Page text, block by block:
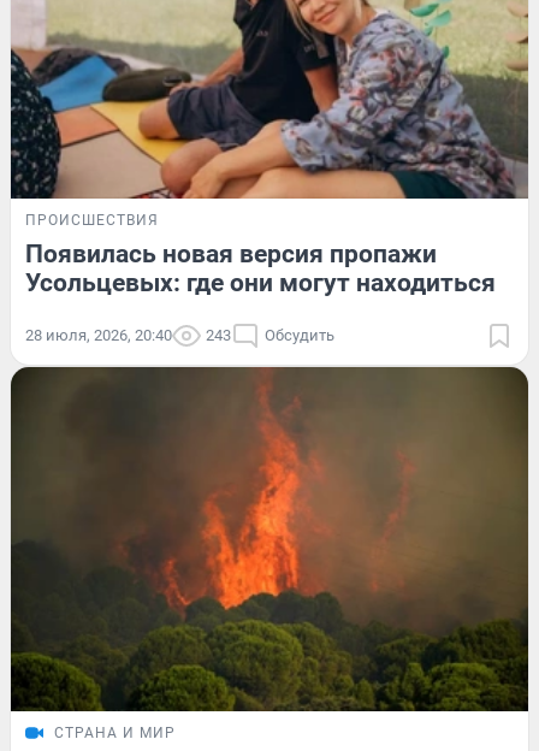
ПРОИСШЕСТВИЯ
Появилась новая версия пропажи
Усольцевых: где они могут находиться
28 июля, 2026, 20:40 243 Обсудить
СТРАНА И МИР